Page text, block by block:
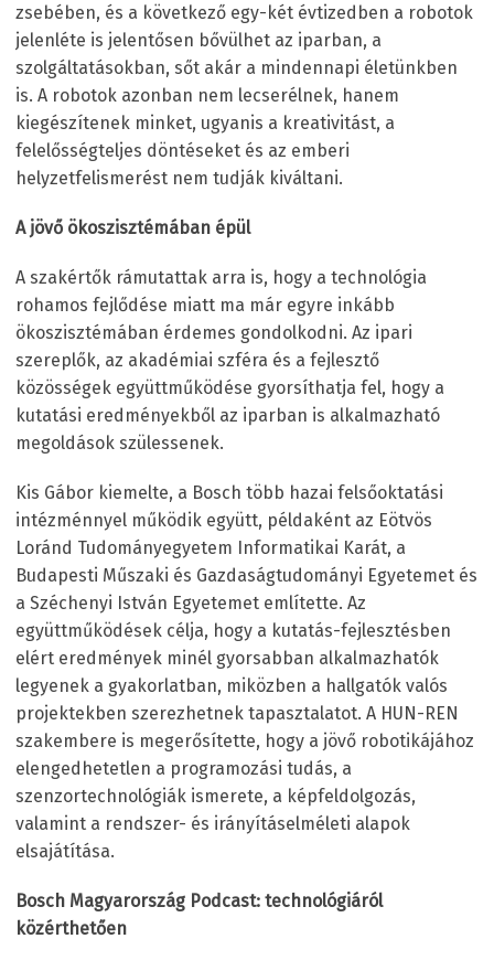
zsebében, és a következő egy-két évtizedben a robotok
jelenléte is jelentősen bővülhet az iparban, a
szolgáltatásokban, sőt akár a mindennapi életünkben
is. A robotok azonban nem lecserélnek, hanem
kiegészítenek minket, ugyanis a kreativitást, a
felelősségteljes döntéseket és az emberi
helyzetfelismerést nem tudják kiváltani.
A jövő ökoszisztémában épül
A szakértők rámutattak arra is, hogy a technológia
rohamos fejlődése miatt ma már egyre inkább
ökoszisztémában érdemes gondolkodni. Az ipari
szereplők, az akadémiai szféra és a fejlesztő
közösségek együttműködése gyorsíthatja fel, hogy a
kutatási eredményekből az iparban is alkalmazható
megoldások szülessenek.
Kis Gábor kiemelte, a Bosch több hazai felsőoktatási
intézménnyel működik együtt, példaként az Eötvös
Loránd Tudományegyetem Informatikai Karát, a
Budapesti Műszaki és Gazdaságtudományi Egyetemet és
a Széchenyi István Egyetemet említette. Az
együttműködések célja, hogy a kutatás-fejlesztésben
elért eredmények minél gyorsabban alkalmazhatók
legyenek a gyakorlatban, miközben a hallgatók valós
projektekben szerezhetnek tapasztalatot. A HUN-REN
szakembere is megerősítette, hogy a jövő robotikájához
elengedhetetlen a programozási tudás, a
szenzortechnológiák ismerete, a képfeldolgozás,
valamint a rendszer- és irányításelméleti alapok
elsajátítása.
Bosch Magyarország Podcast: technológiáról
közérthetően